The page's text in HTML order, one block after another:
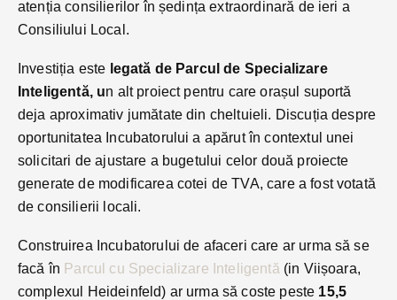
atenția consilierilor în ședința extraordinară de ieri a
Consiliului Local.
Investiția este legată de Parcul de Specializare
Inteligentă, un alt proiect pentru care orașul suportă
deja aproximativ jumătate din cheltuieli. Discuția despre
oportunitatea Incubatorului a apărut în contextul unei
solicitari de ajustare a bugetului celor două proiecte
generate de modificarea cotei de TVA, care a fost votată
de consilierii locali.
Construirea Incubatorului de afaceri care ar urma să se
facă în Parcul cu Specializare Inteligentă (in Viișoara,
complexul Heideinfeld) ar urma să coste peste 15,5